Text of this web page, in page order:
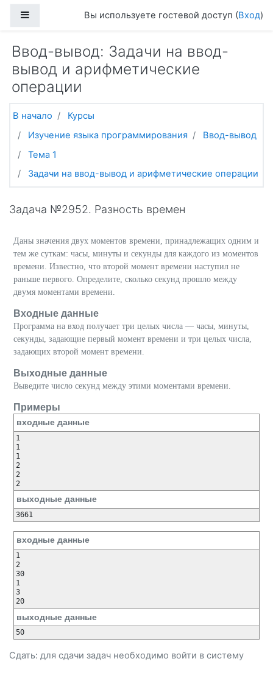
Боковая панельВы используете гостевой доступ (Вход)
Ввод-вывод: Задачи на ввод-
вывод и арифметические
операции
В начало
Курсы
Изучение языка программирования
Ввод-вывод
Тема 1
Задачи на ввод-вывод и арифметические операции
Задача №2952. Разность времен
Даны значения двух моментов времени, принадлежащих одним и
тем же суткам: часы, минуты и секунды для каждого из моментов
времени. Известно, что второй момент времени наступил не
раньше первого. Определите, сколько секунд прошло между
двумя моментами времени.
Входные данные
Программа на вход получает три целых числа — часы, минуты,
секунды, задающие первый момент времени и три целых числа,
задающих второй момент времени.
Выходные данные
Выведите число секунд между этими моментами времени.
Примеры
входные данные
1
1
1
2
2
выходные данные
входные данные
1
2
30
1
3
выходные данные
Сдать: для сдачи задач необходимо войти в систему